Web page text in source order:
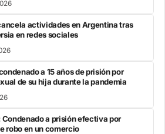
actividades en Argentina tras
en redes sociales
a 15 años de prisión por
de su hija durante la pandemia
Condenado a prisión efectiva por
robo en un comercio